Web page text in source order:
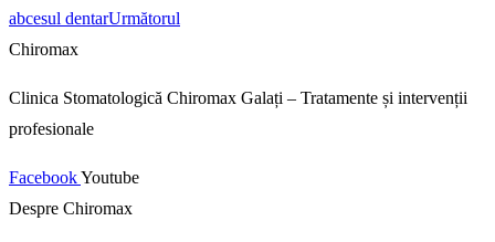
abcesul dentarUrmătorul
Chiromax
Clinica Stomatologică Chiromax Galați – Tratamente și intervenții
profesionale
FacebookYoutube
Despre Chiromax